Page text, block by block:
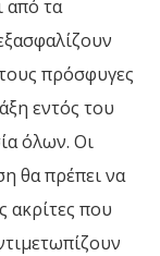
από τα
πρόσφυγες
εντός του
όλων. Οι
θα πρέπει να
ακρίτες που